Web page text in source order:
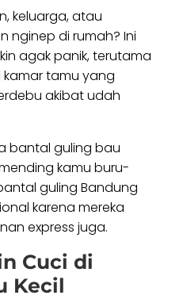
keluarga, atau
nginep di rumah? Ini
agak panik, terutama
tamu yang
akibat udah
bantal guling bau
kamu buru-
guling Bandung
karena mereka
express juga.
Cuci di
Kecil